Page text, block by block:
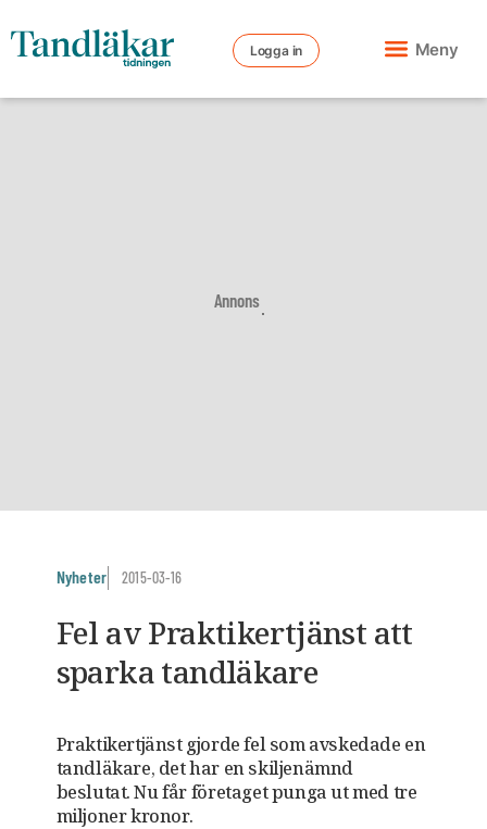
Logga in Meny
Annons
Nyheter 2015-03-16
Fel av Praktikertjänst att
sparka tandläkare
Praktikertjänst gjorde fel som avskedade en
tandläkare, det har en skiljenämnd
beslutat. Nu får företaget punga ut med tre
miljoner kronor.